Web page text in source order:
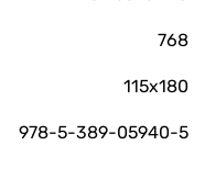
768
115х180
978-5-389-05940-5